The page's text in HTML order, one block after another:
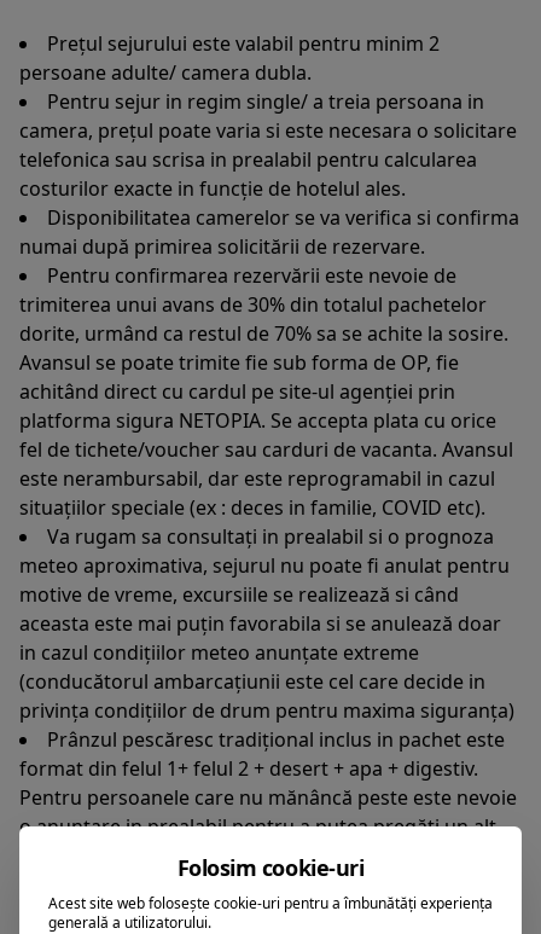
Prețul sejurului este valabil pentru minim 2
persoane adulte/ camera dubla.
Pentru sejur in regim single/ a treia persoana in
camera, prețul poate varia si este necesara o solicitare
telefonica sau scrisa in prealabil pentru calcularea
costurilor exacte in funcție de hotelul ales.
Disponibilitatea camerelor se va verifica si confirma
numai după primirea solicitării de rezervare.
Pentru confirmarea rezervării este nevoie de
trimiterea unui avans de 30% din totalul pachetelor
dorite, urmând ca restul de 70% sa se achite la sosire.
Avansul se poate trimite fie sub forma de OP, fie
achitând direct cu cardul pe site-ul agenției prin
platforma sigura NETOPIA. Se accepta plata cu orice
fel de tichete/voucher sau carduri de vacanta. Avansul
este nerambursabil, dar este reprogramabil in cazul
situațiilor speciale (ex : deces in familie, COVID etc).
Va rugam sa consultați in prealabil si o prognoza
meteo aproximativa, sejurul nu poate fi anulat pentru
motive de vreme, excursiile se realizează si când
aceasta este mai puțin favorabila si se anulează doar
in cazul condițiilor meteo anunțate extreme
(conducătorul ambarcațiunii este cel care decide in
privința condițiilor de drum pentru maxima siguranța)
Prânzul pescăresc tradițional inclus in pachet este
format din felul 1+ felul 2 + desert + apa + digestiv.
Pentru persoanele care nu mănâncă peste este nevoie
o anunțare in prealabil pentru a putea pregăti un alt
meniu : vegetarian / pui.
Excursiile se organizează cu un grup de minim 6
persoane
Folosim cookie-uri
Acest site web folosește cookie-uri pentru a îmbunătăți experiența
generală a utilizatorului.